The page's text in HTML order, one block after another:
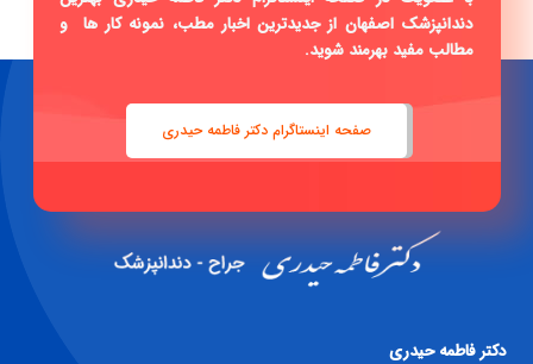
دندانپزشک اصفهان از جدیدترین اخبار مطب، نمونه کار ها و
مطالب مفید بهرمند شوید.
صفحه اینستاگرام دکتر فاطمه حیدری
دكتر فاطمه حيدری